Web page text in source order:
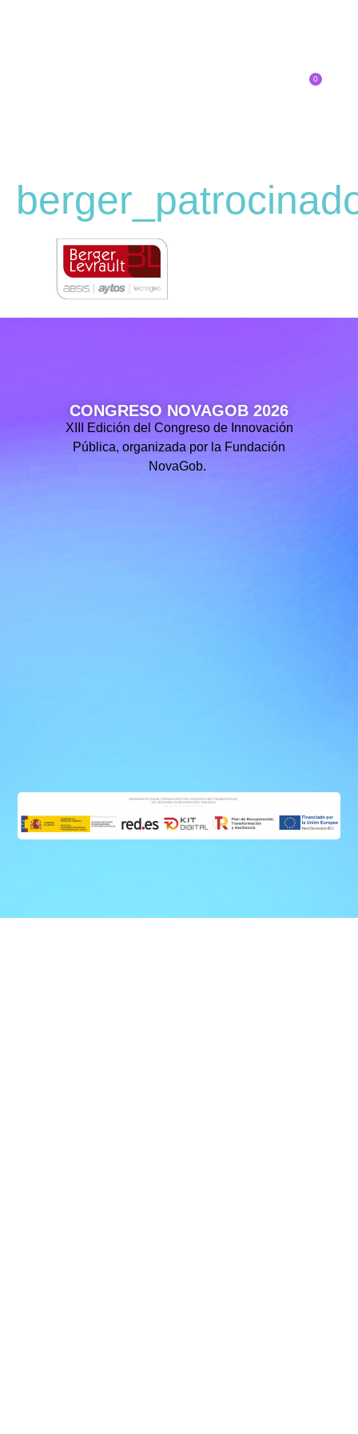
0
CONGRESO NOVAGOB 2026
XIII Edición del Congreso de Innovación
Pública, organizada por la Fundación
NovaGob.